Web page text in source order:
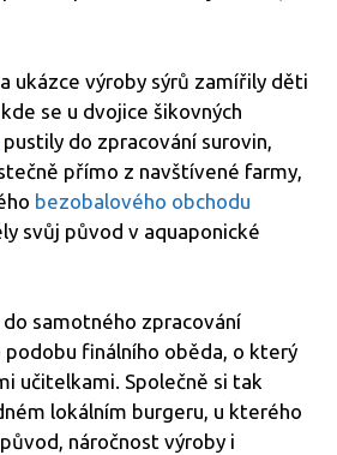
ukázce výroby sýrů zamířily děti
se u dvojice šikovných
pustily do zpracování surovin,
přímo z navštívené farmy,
bezobalového obchodu
svůj původ v aquaponické
do samotného zpracování
finálního oběda, o který
učitelkami. Společně si tak
lokálním burgeru, u kterého
náročnost výroby i